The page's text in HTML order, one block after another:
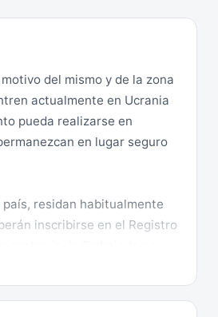
del mismo y de la zona
actualmente en Ucrania
pueda realizarse en
en lugar seguro
residan habitualmente
inscribirse en el Registro